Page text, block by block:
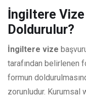
İngiltere Vize
Doldurulur?
İngiltere vize
tarafından belirlenen
formun
zorunludur. Kurumsal